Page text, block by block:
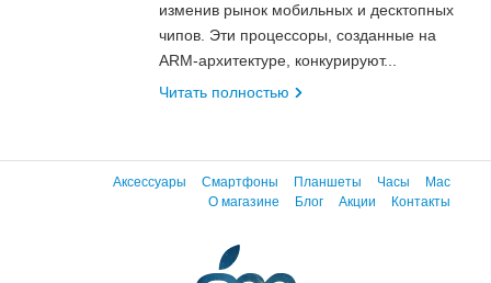
изменив рынок мобильных и десктопных
чипов. Эти процессоры, созданные на
ARM-архитектуре, конкурируют...
Читать полностью
Аксессуары Смартфоны Планшеты Часы
Mac
О магазине
Блог Акции Контакты